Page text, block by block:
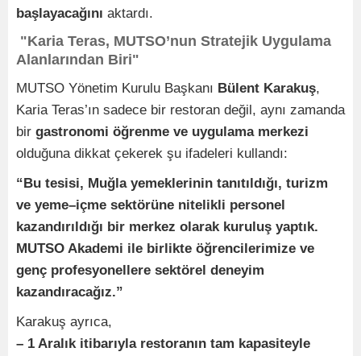
başlayacağını aktardı.
"Karia Teras, MUTSO’nun Stratejik Uygulama
Alanlarından Biri"
MUTSO Yönetim Kurulu Başkanı Bülent Karakuş,
Karia Teras’ın sadece bir restoran değil, aynı zamanda
bir gastronomi öğrenme ve uygulama merkezi
olduğuna dikkat çekerek şu ifadeleri kullandı:
“Bu tesisi, Muğla yemeklerinin tanıtıldığı, turizm
ve yeme–içme sektörüne nitelikli personel
kazandırıldığı bir merkez olarak kuruluş yaptık.
MUTSO Akademi ile birlikte öğrencilerimize ve
genç profesyonellere sektörel deneyim
kazandıracağız.”
Karakuş ayrıca,
– 1 Aralık itibarıyla restoranın tam kapasiteyle